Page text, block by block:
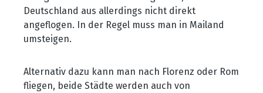
Deutschland aus allerdings nicht direkt
angeflogen. In der Regel muss man in Mailand
umsteigen.
Alternativ dazu kann man nach Florenz oder Rom
fliegen, beide Städte werden auch von